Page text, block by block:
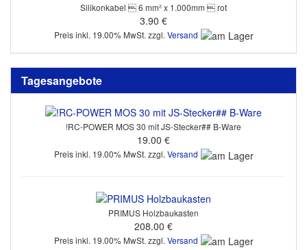
Silikonkabel  6 mm² x 1.000mm  rot
3.90 €
Preis inkl. 19.00% MwSt. zzgl. Versand
Tagesangebote
!RC-POWER MOS 30 mit JS-Stecker## B-Ware
19.00 €
Preis inkl. 19.00% MwSt. zzgl. Versand
PRIMUS Holzbaukasten
208.00 €
Preis inkl. 19.00% MwSt. zzgl. Versand